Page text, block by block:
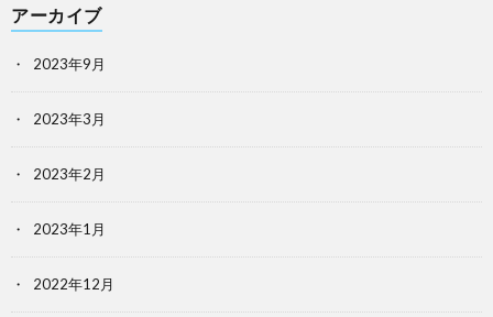
アーカイブ
2023年9月
2023年3月
2023年2月
2023年1月
2022年12月